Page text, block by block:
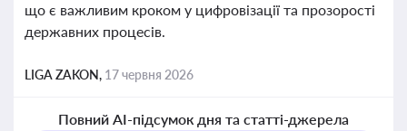
що є важливим кроком у цифровізації та прозорості
державних процесів.
LIGA ZAKON, 17 червня 2026
Повний AI-підсумок дня та статті-джерела